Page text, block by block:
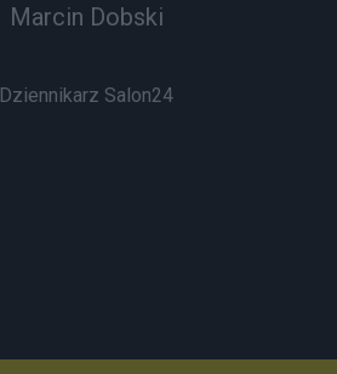
Marcin Dobski
Dziennikarz Salon24